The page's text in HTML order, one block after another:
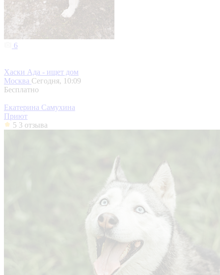
6
Хаски Ада - ищет дом
Москва Сегодня, 10:09
Бесплатно
Екатерина Самухина
Приют
5 3 отзыва